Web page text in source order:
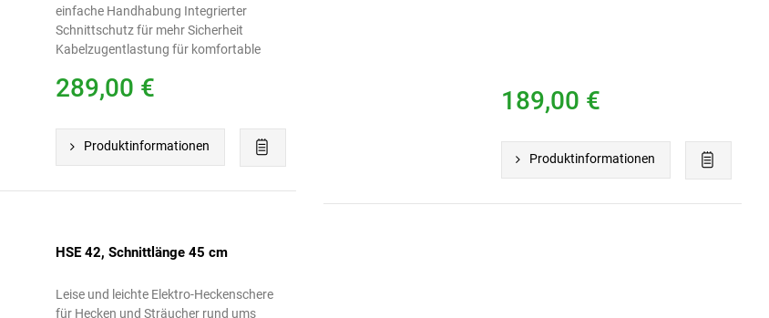
einfache Handhabung Integrierter
Schnittschutz für mehr Sicherheit
Kabelzugentlastung für komfortable
289,00 €
Produktinformationen
189,00 €
Produktinformationen
HSE 42, Schnittlänge 45 cm
Leise und leichte Elektro-Heckenschere
für Hecken und Sträucher rund ums